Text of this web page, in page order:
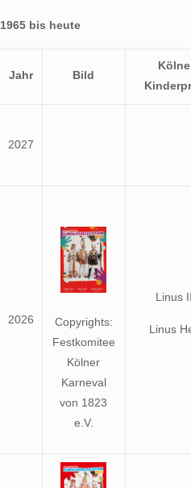
1965 bis heute
Jahr Bild
2027
2026
Copyrights:
Festkomitee
Kölner
Karneval
von 1823
e.V.
Linus
Linus